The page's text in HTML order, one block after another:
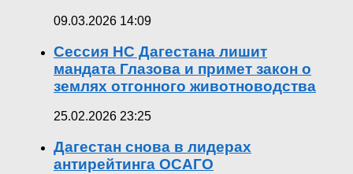
09.03.2026 14:09
Сессия НС Дагестана лишит
мандата Глазова и примет закон о
землях отгонного животноводства
25.02.2026 23:25
Дагестан снова в лидерах
антирейтинга ОСАГО